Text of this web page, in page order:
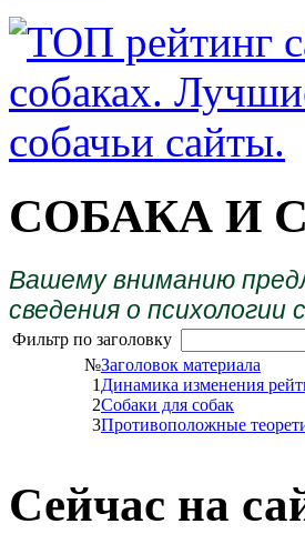
СОБАКА И
Вашему вниманию
сведения о
Фильтр по заголовку
№Заголовок материала
1 Динамика изменения
2Собаки для собак
3Противоположные
Сейчас на